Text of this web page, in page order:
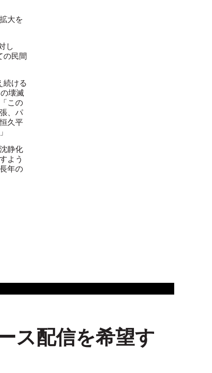
大を
し
の民間
続ける
壊滅
この
、パ
久平
静化
よう
年の
ス配信を希望す